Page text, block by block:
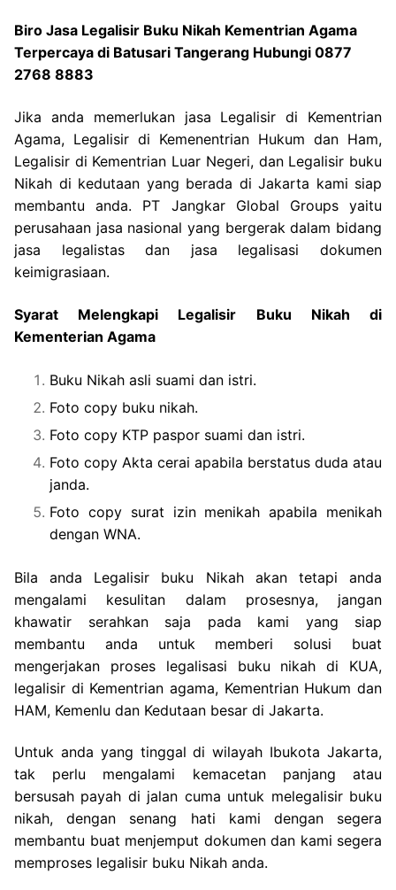
Biro Jasa Legalisir Buku Nikah Kementrian Agama
Terpercaya di Batusari Tangerang Hubungi 0877
2768 8883
Jika anda memerlukan jasa Legalisir di Kementrian
Agama, Legalisir di Kemenentrian Hukum dan Ham,
Legalisir di Kementrian Luar Negeri, dan Legalisir buku
Nikah di kedutaan yang berada di Jakarta kami siap
membantu anda. PT Jangkar Global Groups yaitu
perusahaan jasa nasional yang bergerak dalam bidang
jasa legalistas dan jasa legalisasi dokumen
keimigrasiaan.
Syarat Melengkapi Legalisir Buku Nikah di
Kementerian Agama
Buku Nikah asli suami dan istri.
Foto copy buku nikah.
Foto copy KTP paspor suami dan istri.
Foto copy Akta cerai apabila berstatus duda atau
janda.
Foto copy surat izin menikah apabila menikah
dengan WNA.
Bila anda Legalisir buku Nikah akan tetapi anda
mengalami kesulitan dalam prosesnya, jangan
khawatir serahkan saja pada kami yang siap
membantu anda untuk memberi solusi buat
mengerjakan proses legalisasi buku nikah di KUA,
legalisir di Kementrian agama, Kementrian Hukum dan
HAM, Kemenlu dan Kedutaan besar di Jakarta.
Untuk anda yang tinggal di wilayah Ibukota Jakarta,
tak perlu mengalami kemacetan panjang atau
bersusah payah di jalan cuma untuk melegalisir buku
nikah, dengan senang hati kami dengan segera
membantu buat menjemput dokumen dan kami segera
memproses legalisir buku Nikah anda.